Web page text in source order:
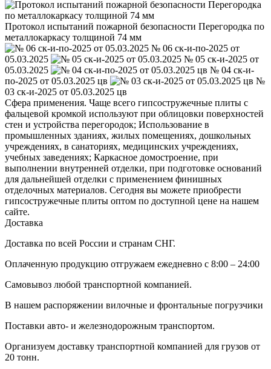
Протокол испытаний пожарной безопасности Перегородка по
металлокаркасу толщиной 74 мм
№ 06 ск-и-по-2025 от
05.03.2025
№ 05 ск-и-2025 от
05.03.2025
№ 04 ск-и-
по-2025 от 05.03.2025 цв
№
03 ск-и-2025 от 05.03.2025 цв
Сфера применения. Чаще всего гипсостружечные плиты с
фальцевой кромкой используют при облицовки поверхностей
стен и устройства перегородок; Использование в
промышленных зданиях, жилых помещениях, дошкольных
учреждениях, в санаториях, медицинских учреждениях,
учебных заведениях; Каркасное домостроение, при
выполнении внутренней отделки, при подготовке оснований
для дальнейшей отделки с применением финишных
отделочных материалов. Сегодня вы можете приобрести
гипсостружечные плиты оптом по доступной цене на нашем
сайте.
Доставка
Доставка по всей России и странам СНГ.
Оплаченную продукцию отгружаем ежедневно с 8:00 – 24:00
Самовывоз любой транспортной компанией.
В нашем распоряжении вилочные и фронтальные погрузчики
Поставки авто- и железнодорожным транспортом.
Организуем доставку транспортной компанией для грузов от
20 тонн.